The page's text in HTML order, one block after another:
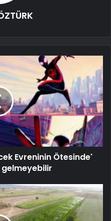
Evreninin Ötesinde'